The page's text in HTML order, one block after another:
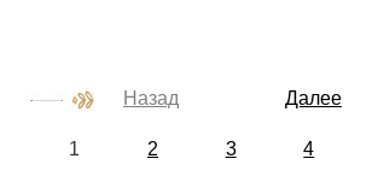
Назад
1 2 3 4
Далее